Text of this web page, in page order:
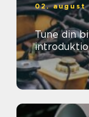
02. august
Tune din